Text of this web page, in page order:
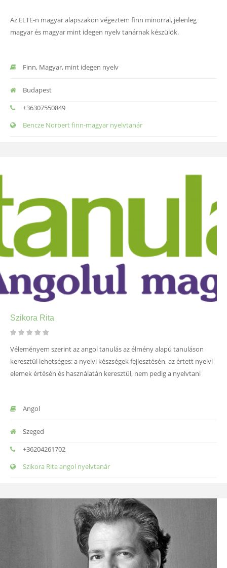
Az ELTE-n magyar alapszakon végeztem finn minorral, jelenleg
magyar és magyar mint idegen nyelv tanárnak készülök.
Finn, Magyar, mint idegen nyelv
Budapest
+36307550849
Bencze Norbert finn-magyar nyelvtanár
Szikora Rita
Véleményem szerint az angol tanulás az élmény alapú tanuláson
keresztül lehetséges: a nyelvi készségek fejlesztésén, az értett nyelvi
elemek értésén és használatán keresztül, nem pedig a nyelvtani
Angol
Szeged
+36204261702
Szikora Rita angol nyelvtanár